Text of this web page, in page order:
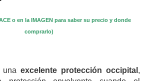
o en la IMAGEN para saber su precio y donde
comprarlo)
unaexcelente protección occipital ,